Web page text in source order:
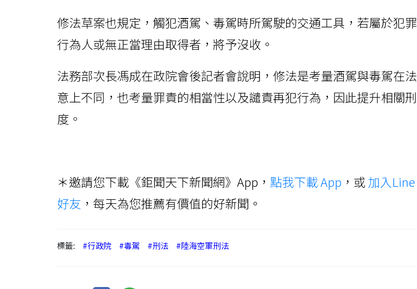
修法草案也規定，觸犯酒駕、毒駕時所駕駛的交通工具，若屬於犯罪
行為人或無正當理由取得者，將予沒收。
法務部次長馮成在政院會後記者會說明，修法是考量酒駕與毒駕在法
意上不同，也考量罪責的相當性以及譴責再犯行為，因此提升相關刑
度。
＊邀請您下載《鉅聞天下新聞網》App， 點我下載 App ，或 加入Line
好友 ，每天為您推薦有價值的好新聞。
標籤: #行政院 #毒駕 #刑法 #陸海空軍刑法